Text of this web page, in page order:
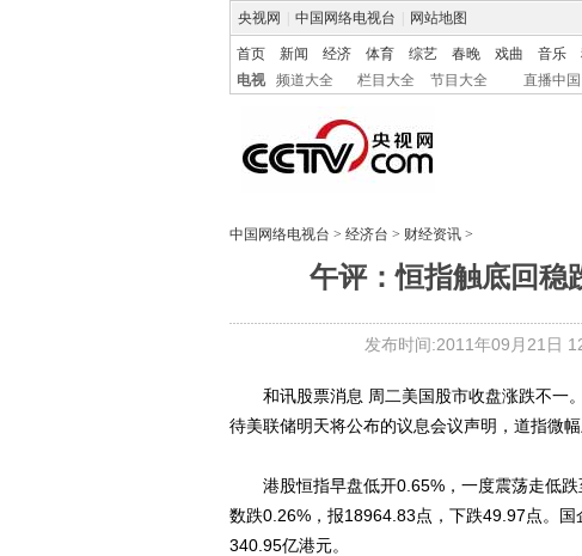
央视网 中国网络电视台 网站地图
首页 新闻 经济 体育 综艺 春晚 戏曲 音乐
电视
频道大全 栏目大全 节目大全 直播中国
中国网络电视台 > 经济台 > 财经资讯 >
午评：恒指触底回稳
发布时间:2011年09月21日
和讯股票消息 周二美国股市收盘涨跌不一
待美联储明天将公布的议息会议声明，道指微
港股恒指早盘低开0.65%，一度震荡走低跌
数跌0.26%，报18964.83点，下跌49.97点。
340.95亿港元。